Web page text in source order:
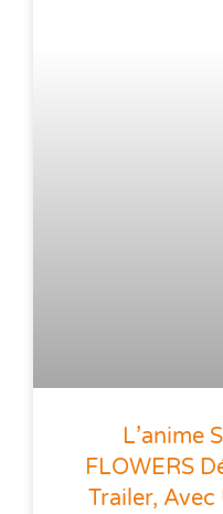
L’anime
FLOWERS
Trailer,